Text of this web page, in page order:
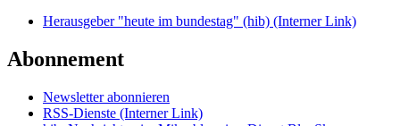
Herausgeber "heute im bundestag" (hib) (Interner Link)
Abonnement
Newsletter abonnieren
RSS-Dienste (Interner Link)